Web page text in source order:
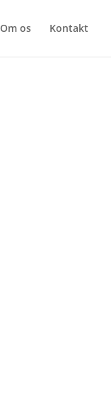
Om os Kontakt